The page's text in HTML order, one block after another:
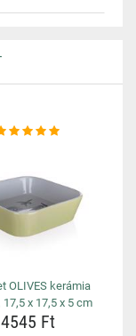
OLIVES kerámia
x 17,5 x 5 cm
4545 Ft